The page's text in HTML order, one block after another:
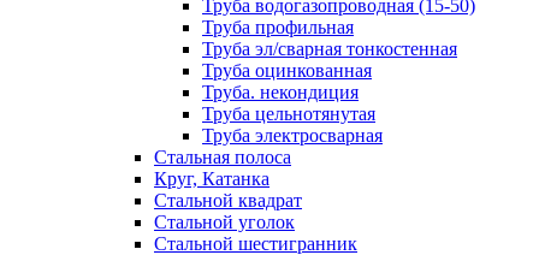
Труба водогазопроводная (15-50)
Труба профильная
Труба эл/сварная тонкостенная
Труба оцинкованная
Труба. некондиция
Труба цельнотянутая
Труба электросварная
Стальная полоса
Круг, Катанка
Стальной квадрат
Стальной уголок
Стальной шестигранник